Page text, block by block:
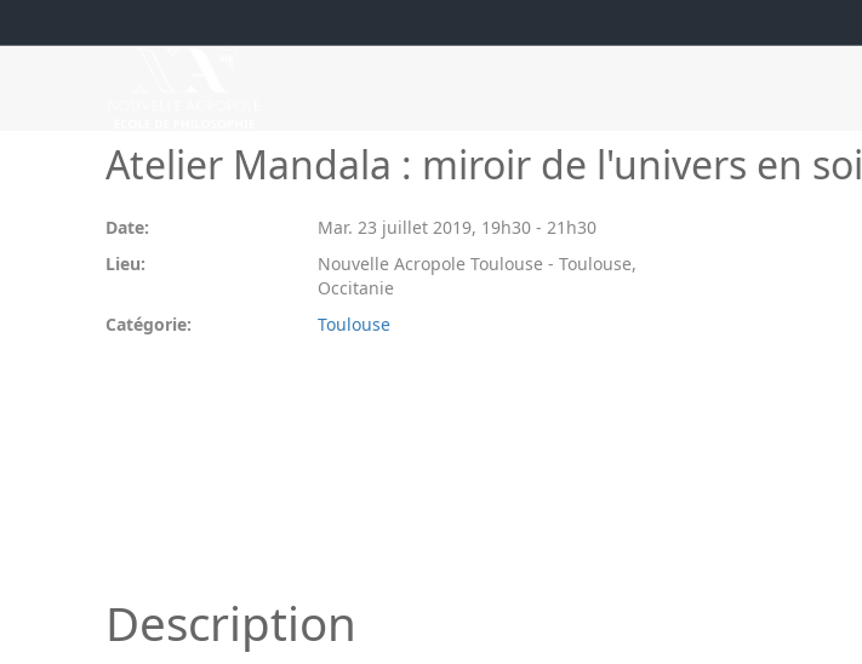
Atelier Mandala : miroir de l'univers en soi
Date: Mar. 23 juillet 2019, 19h30 - 21h30
Lieu:
Nouvelle Acropole Toulouse - Toulouse,
Occitanie
Catégorie:
Toulouse
Description